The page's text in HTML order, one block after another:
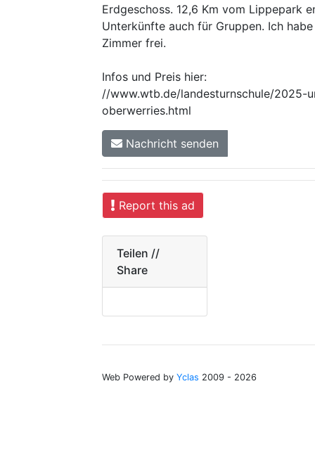
Erdgeschoss. 12,6 Km vom Lippepark
Unterkünfte auch für Gruppen. Ich
Zimmer frei.
Infos und Preis hier:
//www.wtb.de/landesturnschule/2025-
oberwerries.html
Nachricht senden
Report this ad
Teilen //
Share
Web Powered by Yclas 2009 - 2026